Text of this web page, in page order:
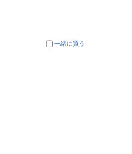
一緒に買う